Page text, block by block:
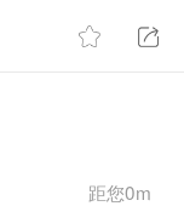
距您0m